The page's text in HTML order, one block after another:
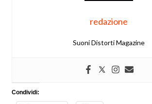
redazione
Suoni Distorti Magazine
Condividi: